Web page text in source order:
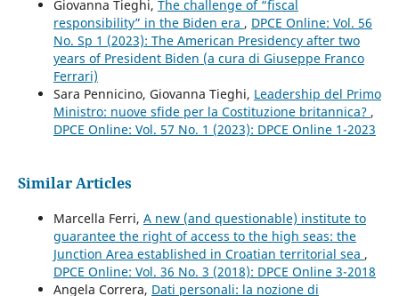
Giovanna Tieghi, The challenge of “fiscal
responsibility” in the Biden era , DPCE Online: Vol. 56
No. Sp 1 (2023): The American Presidency after two
years of President Biden (a cura di Giuseppe Franco
Ferrari)
Sara Pennicino, Giovanna Tieghi, Leadership del Primo
Ministro: nuove sfide per la Costituzione britannica? ,
DPCE Online: Vol. 57 No. 1 (2023): DPCE Online 1-2023
Similar Articles
Marcella Ferri, A new (and questionable) institute to
guarantee the right of access to the high seas: the
Junction Area established in Croatian territorial sea ,
DPCE Online: Vol. 36 No. 3 (2018): DPCE Online 3-2018
Angela Correra, Dati personali: la nozione di